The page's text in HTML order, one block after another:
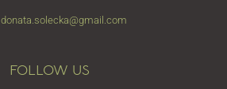
FOLLOW US
donata.solecka@gmail.com